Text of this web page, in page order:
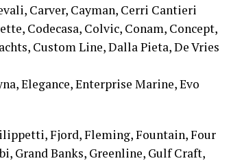
Carver, Cayman, Cerri Cantieri
Codecasa, Colvic, Conam, Concept,
Custom Line, Dalla Pieta, De Vries
Elegance, Enterprise Marine, Evo
Fjord, Fleming, Fountain, Four
Grand Banks, Greenline, Gulf Craft,